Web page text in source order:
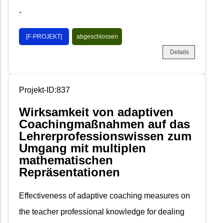
-
[F-PROJEKT] abgeschlossen
Details
Projekt-ID:837
Wirksamkeit von adaptiven
Coachingmaßnahmen auf das
Lehrerprofessionswissen zum
Umgang mit multiplen
mathematischen
Repräsentationen
Effectiveness of adaptive coaching measures on
the teacher professional knowledge for dealing